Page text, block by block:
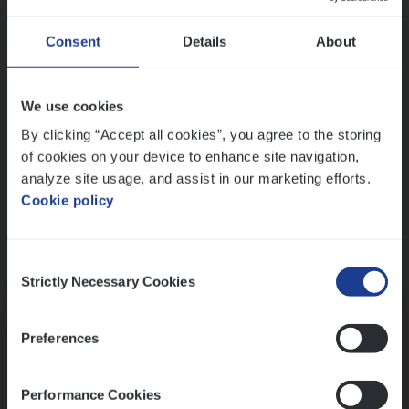
Consent Details About
We use cookies
By clicking “Accept all cookies”, you agree to the storing
of cookies on your device to enhance site navigation,
analyze site usage, and assist in our marketing efforts.
Cookie policy
Selection
Strictly Necessary Cookies
Preferences
Performance Cookies
Ons sollicitatieproces